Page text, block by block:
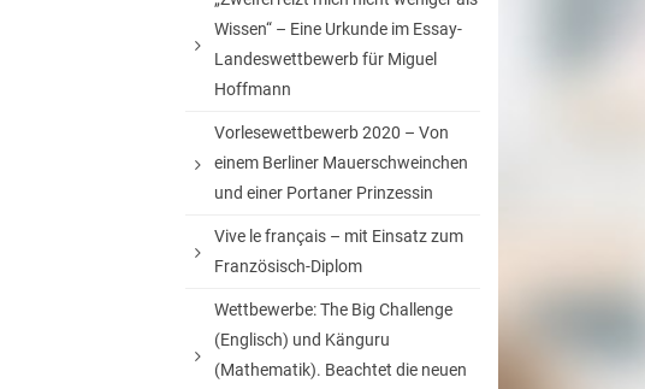
Wissen“ – Eine Urkunde im Essay-
Landeswettbewerb für Miguel
Hoffmann
Vorlesewettbewerb 2020 – Von
einem Berliner Mauerschweinchen
und einer Portaner Prinzessin
Vive le français – mit Einsatz zum
Französisch-Diplom
Wettbewerbe: The Big Challenge
(Englisch) und Känguru
(Mathematik). Beachtet die neuen